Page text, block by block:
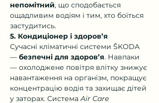
непомітний, що сподобається
ощадливим водіям і тим, хто боїться
застудитись.
5. Кондиціонер і здоров’я
Сучасні кліматичні системи ŠKODA
— безпечні для здоров’я. Навпаки
— охолоджене повітря влітку знижує
навантаження на організм, покращує
концентрацію водія та захищає дітей
у заторах. Система Air Care